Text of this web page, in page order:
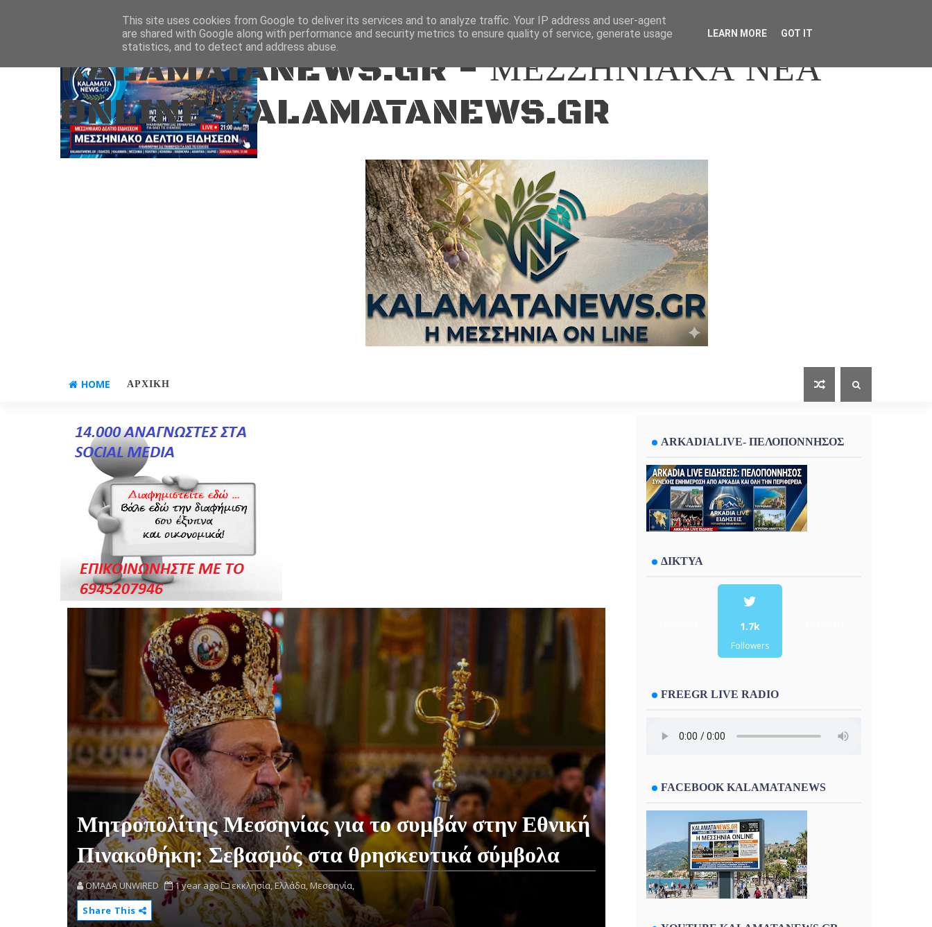
Aug 8, 2026
KALAMATANEWS.GR - ΜΕΣΣΗΝΙΑΚΑ ΝΕΑ
ONLINE-KALAMATANEWS.GR
HOME ΑΡΧΙΚΗ
Μητροπολίτης Μεσσηνίας για το συμβάν στην Εθνική
Πινακοθήκη: Σεβασμός στα θρησκευτικά σύμβολα
OMAΔΑ UNWIRED 1 year ago εκκλησία,Ελλάδα,Μεσσηνία,
Share This
ARKADIALIVE- ΠΕΛΟΠΟΝΝΗΣΟΣ
ΔΙΚΤΥΑ
1.7k
Followers
FREEGR LIVE RADIO
FACEBOOK KALAMATANEWS
This site uses cookies from Google to deliver its services and to analyze traffic. Your IP address and user-agent
are shared with Google along with performance and security metrics to ensure quality of service, generate usage
statistics, and to detect and address abuse.
LEARN MORE GOT IT